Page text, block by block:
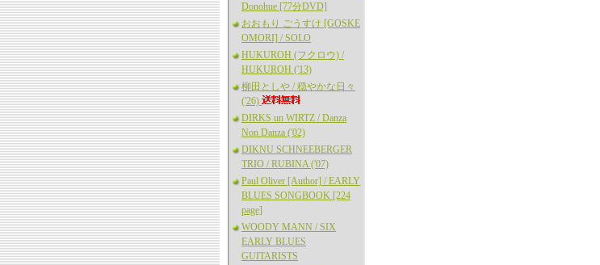
Donohue [77分DVD]
おおもり ごうすけ [GOSKE
OMORI] / SOLO
HUKUROH (フクロウ) /
HUKUROH ('13)
柳田としや / 穏やかな日々
('26)
DIRKS un WIRTZ / Danza
Non Danza ('02)
DIKNU SCHNEEBERGER
TRIO / RUBINA ('07)
Paul Oliver [Author] / EARLY
BLUES SONGBOOK [224
page]
WOODY MANN / SIX
EARLY BLUES
GUITARISTS